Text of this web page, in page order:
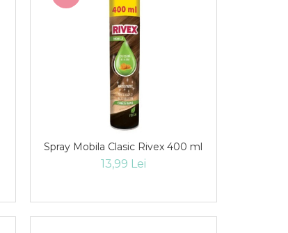
Spray Mobila Clasic Rivex 400 ml
13,99 Lei